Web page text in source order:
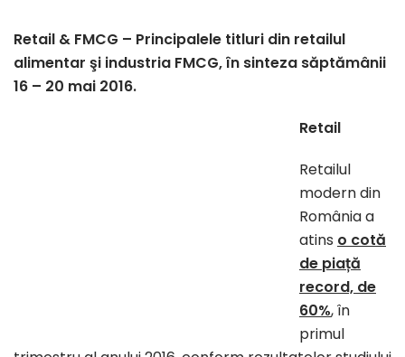
Retail & FMCG – Principalele titluri din retailul
alimentar şi industria FMCG, în sinteza săptămânii
16 – 20 mai 2016.
Retail
Retailul
modern din
România a
atins o cotă
de piață
record, de
60%, în
primul